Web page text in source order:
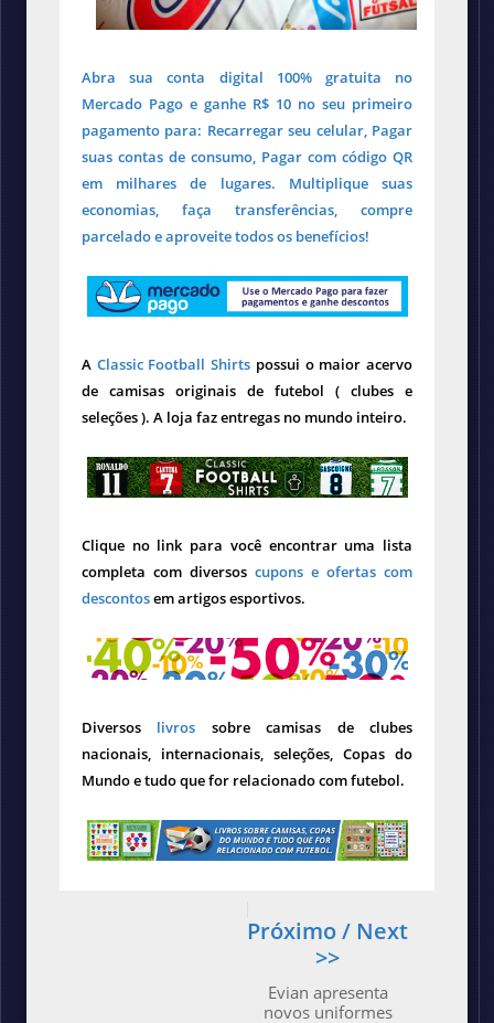
Abra sua conta digital 100% gratuita no
Mercado Pago e ganhe R$ 10 no seu primeiro
pagamento para: Recarregar seu celular, Pagar
suas contas de consumo, Pagar com código QR
em milhares de lugares. Multiplique suas
economias, faça transferências, compre
parcelado e aproveite todos os benefícios!
A Classic Football Shirts possui o maior acervo
de camisas originais de futebol ( clubes e
seleções ). A loja faz entregas no mundo inteiro.
Clique no link para você encontrar uma lista
completa com diversos cupons e ofertas com
descontosem artigos esportivos.
Diversos livros sobre camisas de clubes
nacionais, internacionais, seleções, Copas do
Mundo e tudo que for relacionado com futebol.
Próximo / Next
>>
Evian apresenta
novos uniformes